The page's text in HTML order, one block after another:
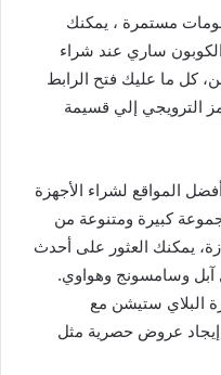
مستمرة ، يمكنك
ساري عند شراء
كل ما عليك فتح الرابط
الترويجي إلي قسيمة
المواقع لشراء الأجهزة
كبيرة ومتنوعة من
يمكنك العثور على أحدث
آبل وسامسونج وهواوي.
البلاي ستيشن مع
إيجاد عروض حصرية مثل